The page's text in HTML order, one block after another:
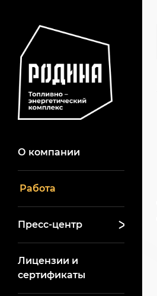
О компании
Работа
Пресс-центр
Лицензии и
сертификаты